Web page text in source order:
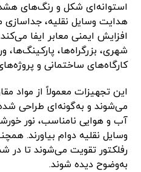
استوانه‌ای شکل و رنگ‌های
هدایت وسایل نقلیه،
افزایش ایمنی معابر ایفا
شهری، بزرگراه‌ها، پارکینگ‌ها،
کارگاه‌های ساختمانی و
این تجهیزات معمولاً از مواد
می‌شوند و به‌گونه‌ای طراحی
آب و هوایی نامناسب، نور
وسایل نقلیه دوام بیاورند.
رفلکتور تقویت می‌شوند تا در
به‌وضوح دیده شوند.